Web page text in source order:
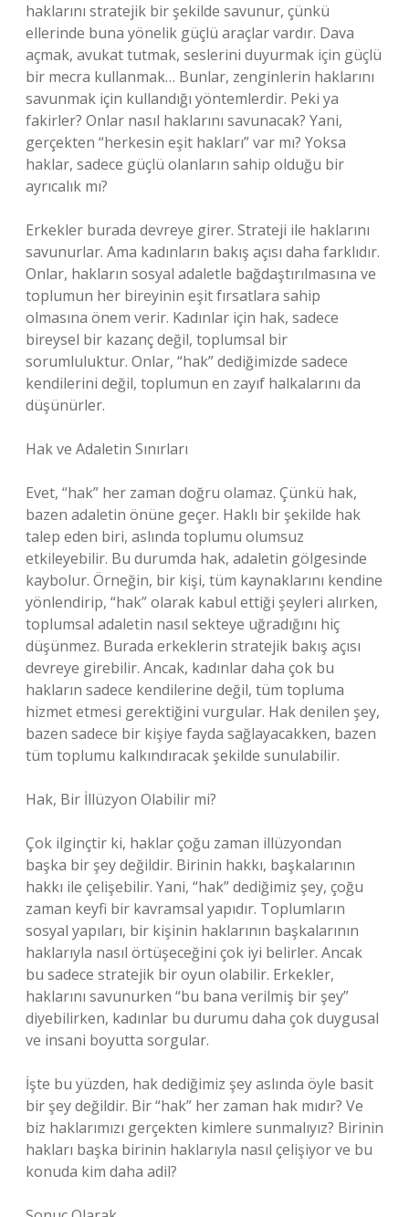
haklarını stratejik bir şekilde savunur, çünkü
ellerinde buna yönelik güçlü araçlar vardır. Dava
açmak, avukat tutmak, seslerini duyurmak için güçlü
bir mecra kullanmak… Bunlar, zenginlerin haklarını
savunmak için kullandığı yöntemlerdir. Peki ya
fakirler? Onlar nasıl haklarını savunacak? Yani,
gerçekten “herkesin eşit hakları” var mı? Yoksa
haklar, sadece güçlü olanların sahip olduğu bir
ayrıcalık mı?
Erkekler burada devreye girer. Strateji ile haklarını
savunurlar. Ama kadınların bakış açısı daha farklıdır.
Onlar, hakların sosyal adaletle bağdaştırılmasına ve
toplumun her bireyinin eşit fırsatlara sahip
olmasına önem verir. Kadınlar için hak, sadece
bireysel bir kazanç değil, toplumsal bir
sorumluluktur. Onlar, “hak” dediğimizde sadece
kendilerini değil, toplumun en zayıf halkalarını da
düşünürler.
Hak ve Adaletin Sınırları
Evet, “hak” her zaman doğru olamaz. Çünkü hak,
bazen adaletin önüne geçer. Haklı bir şekilde hak
talep eden biri, aslında toplumu olumsuz
etkileyebilir. Bu durumda hak, adaletin gölgesinde
kaybolur. Örneğin, bir kişi, tüm kaynaklarını kendine
yönlendirip, “hak” olarak kabul ettiği şeyleri alırken,
toplumsal adaletin nasıl sekteye uğradığını hiç
düşünmez. Burada erkeklerin stratejik bakış açısı
devreye girebilir. Ancak, kadınlar daha çok bu
hakların sadece kendilerine değil, tüm topluma
hizmet etmesi gerektiğini vurgular. Hak denilen şey,
bazen sadece bir kişiye fayda sağlayacakken, bazen
tüm toplumu kalkındıracak şekilde sunulabilir.
Hak, Bir İllüzyon Olabilir mi?
Çok ilginçtir ki, haklar çoğu zaman illüzyondan
başka bir şey değildir. Birinin hakkı, başkalarının
hakkı ile çelişebilir. Yani, “hak” dediğimiz şey, çoğu
zaman keyfi bir kavramsal yapıdır. Toplumların
sosyal yapıları, bir kişinin haklarının başkalarının
haklarıyla nasıl örtüşeceğini çok iyi belirler. Ancak
bu sadece stratejik bir oyun olabilir. Erkekler,
haklarını savunurken “bu bana verilmiş bir şey”
diyebilirken, kadınlar bu durumu daha çok duygusal
ve insani boyutta sorgular.
İşte bu yüzden, hak dediğimiz şey aslında öyle basit
bir şey değildir. Bir “hak” her zaman hak mıdır? Ve
biz haklarımızı gerçekten kimlere sunmalıyız? Birinin
hakları başka birinin haklarıyla nasıl çelişiyor ve bu
konuda kim daha adil?